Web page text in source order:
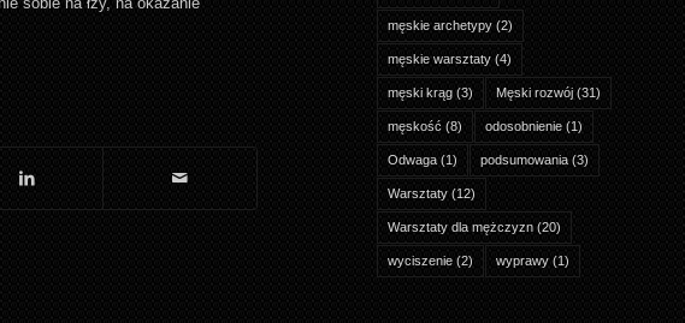
męskie archetypy (2)
męskie warsztaty (4)
męski krąg (3) Męski rozwój (31)
męskość (8) odosobnienie (1)
Odwaga (1) podsumowania (3)
Warsztaty (12)
Warsztaty dla mężczyzn (20)
wyciszenie (2) wyprawy (1)